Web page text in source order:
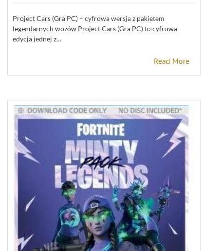
Project Cars (Gra PC) – cyfrowa wersja z pakietem
legendarnych wozów Project Cars (Gra PC) to cyfrowa
edycja jednej z…
Read More